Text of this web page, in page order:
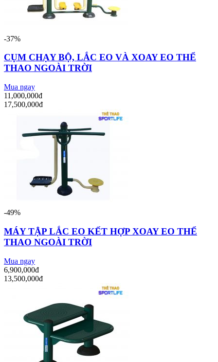
-37%
CỤM CHẠY BỘ, LẮC EO VÀ XOAY EO THỂ
THAO NGOÀI TRỜI
Mua ngay
11,000,000đ
17,500,000đ
-49%
MÁY TẬP LẮC EO KẾT HỢP XOAY EO THỂ
THAO NGOÀI TRỜI
Mua ngay
6,900,000đ
13,500,000đ